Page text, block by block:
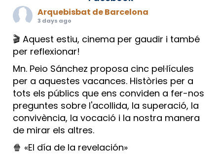
Arquebisbat de Barcelona
3 days ago
🎬 Aquest estiu, cinema per gaudir i també
per reflexionar!
Mn. Peio Sánchez proposa cinc pel·lícules
per a aquestes vacances. Històries per a
tots els públics que ens conviden a fer-nos
preguntes sobre l'acollida, la superació, la
convivència, la vocació i la nostra manera
de mirar els altres.
🍿 «El día de la revelación»